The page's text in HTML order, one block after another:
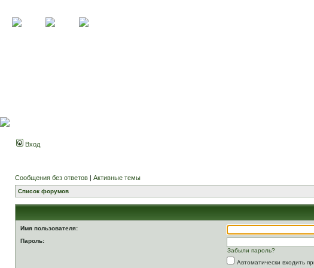
Вход
Сообщения без ответов | Активные темы
Список форумов
Имя пользователя:
Пароль:
Забыли пароль?
Автоматически входить